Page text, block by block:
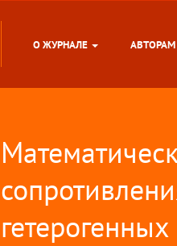
О ЖУРНАЛЕ АВТОРАМ